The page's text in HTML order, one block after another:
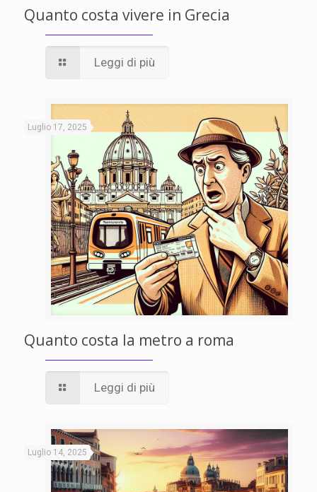
Quanto costa vivere in Grecia
Leggi di più
Luglio 17, 2025
Quanto costa la metro a roma
Leggi di più
Luglio 14, 2025